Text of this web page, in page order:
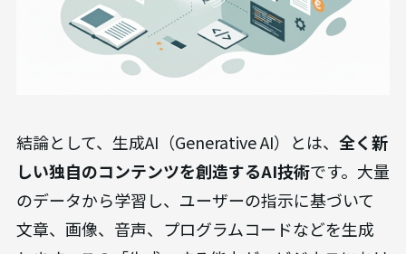
結論として、生成AI（Generative AI）とは、 全く新
しい独自のコンテンツを創造するAI技術です。大量
のデータから学習し、ユーザーの指示に基づいて
文章、画像、音声、プログラムコードなどを生成